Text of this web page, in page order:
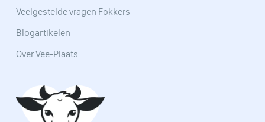
Veelgestelde vragen Fokkers
Blogartikelen
Over Vee-Plaats